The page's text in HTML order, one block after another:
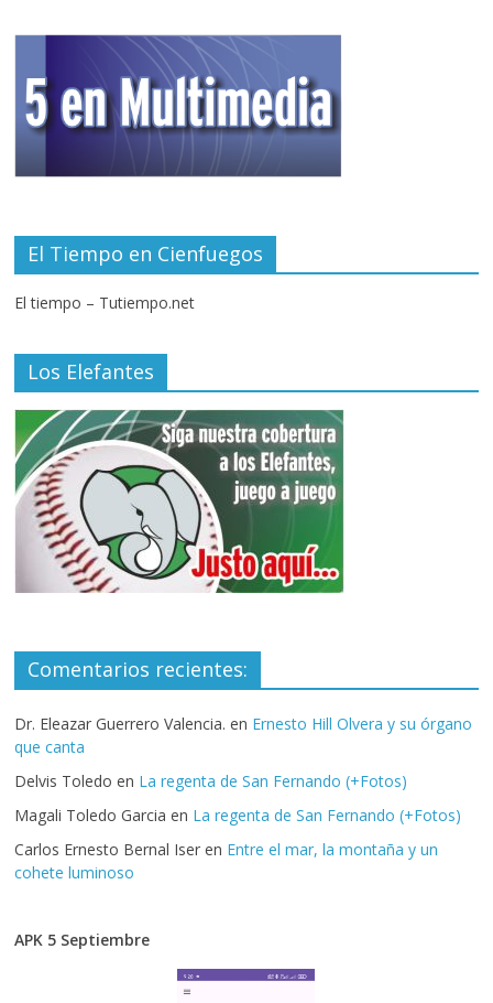
El Tiempo en Cienfuegos
El tiempo – Tutiempo.net
Los Elefantes
Comentarios recientes:
Dr. Eleazar Guerrero Valencia. en Ernesto Hill Olvera y su órgano
que canta
Delvis Toledo en La regenta de San Fernando (+Fotos)
Magali Toledo Garcia en La regenta de San Fernando (+Fotos)
Carlos Ernesto Bernal Iser en Entre el mar, la montaña y un
cohete luminoso
APK 5 Septiembre